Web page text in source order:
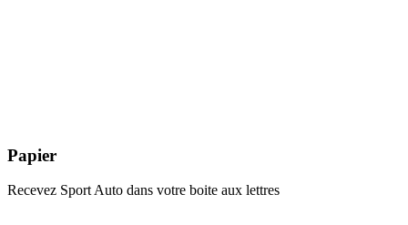
Papier
Recevez Sport Auto dans votre boite aux lettres